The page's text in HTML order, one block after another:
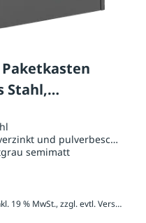
Stahl,
in basaltgrau
und pulverbeschichtet
semimatt
653,31 € / Stück inkl. 19 % MwSt., zzgl. evtl. Versandkosten